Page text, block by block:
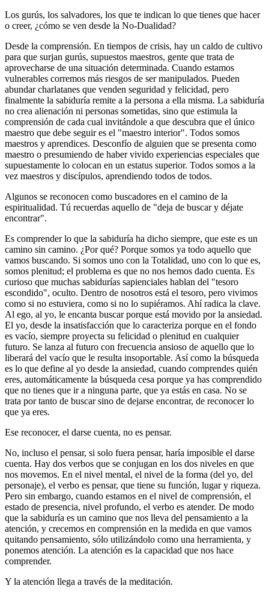
Los gurús, los salvadores, los que te indican lo que tienes que hacer
o creer, ¿cómo se ven desde la No-Dualidad?
Desde la comprensión. En tiempos de crisis, hay un caldo de cultivo
para que surjan gurús, supuestos maestros, gente que trata de
aprovecharse de una situación determinada. Cuando estamos
vulnerables corremos más riesgos de ser manipulados. Pueden
abundar charlatanes que venden seguridad y felicidad, pero
finalmente la sabiduría remite a la persona a ella misma. La sabiduría
no crea alienación ni personas sometidas, sino que estimula la
comprensión de cada cual invitándole a que descubra que el único
maestro que debe seguir es el "maestro interior". Todos somos
maestros y aprendices. Desconfío de alguien que se presenta como
maestro o presumiendo de haber vivido experiencias especiales que
supuestamente lo colocan en un estatus superior. Todos somos a la
vez maestros y discípulos, aprendiendo todos de todos.
Algunos se reconocen como buscadores en el camino de la
espiritualidad. Tú recuerdas aquello de "deja de buscar y déjate
encontrar".
Es comprender lo que la sabiduría ha dicho siempre, que este es un
camino sin camino. ¿Por qué? Porque somos ya todo aquello que
vamos buscando. Si somos uno con la Totalidad, uno con lo que es,
somos plenitud; el problema es que no nos hemos dado cuenta. Es
curioso que muchas sabidurías sapienciales hablan del "tesoro
escondido", oculto. Dentro de nosotros está el tesoro, pero vivimos
como si no estuviera, como si no lo supiéramos. Ahí radica la clave.
Al ego, al yo, le encanta buscar porque está movido por la ansiedad.
El yo, desde la insatisfacción que lo caracteriza porque en el fondo
es vacío, siempre proyecta su felicidad o plenitud en cualquier
futuro. Se lanza al futuro con frecuencia ansioso de aquello que lo
liberará del vacío que le resulta insoportable. Así como la búsqueda
es lo que define al yo desde la ansiedad, cuando comprendes quién
eres, automáticamente la búsqueda cesa porque ya has comprendido
que no tienes que ir a ninguna parte, que ya estás en casa. No se
trata por tanto de buscar sino de dejarse encontrar, de reconocer lo
que ya eres.
Ese reconocer, el darse cuenta, no es pensar.
No, incluso el pensar, si solo fuera pensar, haría imposible el darse
cuenta. Hay dos verbos que se conjugan en los dos niveles en que
nos movemos. En el nivel mental, el nivel de la forma (del yo, del
personaje), el verbo es pensar, que tiene su función, lugar y riqueza.
Pero sin embargo, cuando estamos en el nivel de comprensión, el
estado de presencia, nivel profundo, el verbo es atender. De modo
que la sabiduría es un camino que nos lleva del pensamiento a la
atención, y crecemos en comprensión en la medida en que vamos
quitando pensamiento, sólo utilizándolo como una herramienta, y
ponemos atención. La atención es la capacidad que nos hace
comprender.
Y la atención llega a través de la meditación.